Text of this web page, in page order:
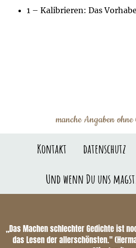
1 – Kalibrieren: Das
manche Angaben
Kontakt datenschutz
Und wenn Du uns
„Das Machen schlechter Gedichte ist
das Lesen der allerschönsten."